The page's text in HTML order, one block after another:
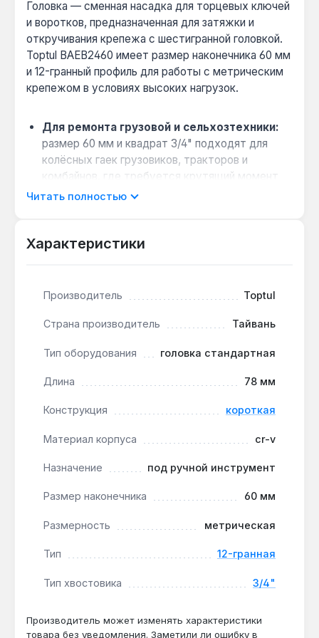
Головка — сменная насадка для торцевых ключей
и воротков, предназначенная для затяжки и
откручивания крепежа с шестигранной головкой.
Toptul BAEB2460 имеет размер наконечника 60 мм
и 12-гранный профиль для работы с метрическим
крепежом в условиях высоких нагрузок.
Для ремонта грузовой и сельхозтехники:
размер 60 мм и квадрат 3/4" подходят для
колёсных гаек грузовиков, тракторов и
комбайнов, где требуется крутящий момент
до 1000 Н·м.
использовать головку в моторном отсеке или
Совместимость с ручным инструментом:
трещоток и разрывных гайковёртов,
промышленных мастерских.
Износостойкость при интенсивной
стали CR-V и термообработка обеспечивают
заржавевшим крепежом.
Метрическая размерность для
уменьшает риск срыва граней на гайках M36–
соединений.
обслуживания грузового транспорта,
оборудования, где требуется работа с крепежом
Читать полностью
Характеристики
Производитель Toptul
Страна производитель Тайвань
Тип оборудования головка стандартная
Длина 78 мм
Конструкция короткая
Материал корпуса cr-v
Назначение под ручной инструмент
Размер наконечника 60 мм
Размерность метрическая
Тип 12-гранная
Тип хвостовика 3/4"
Производитель может изменять характеристики
товара без уведомления. Заметили ли ошибку в